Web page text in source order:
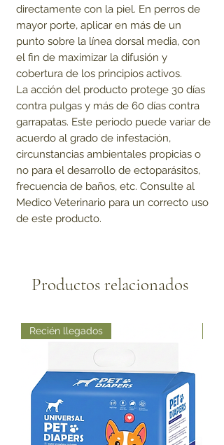
directamente con la piel. En perros de
mayor porte, aplicar en más de un
punto sobre la línea dorsal media, con
el fin de maximizar la difusión y
cobertura de los principios activos.
La acción del producto protege 30 días
contra pulgas y más de 60 días contra
garrapatas. Este periodo puede variar de
acuerdo al grado de infestación,
circunstancias ambientales propicias o
no para el desarrollo de ectoparásitos,
frecuencia de baños, etc. Consulte al
Medico Veterinario para un correcto uso
de este producto.
Productos relacionados
Recién llegados